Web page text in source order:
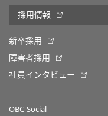
採用情報
新卒採用
障害者採用
社員インタビュー
OBC Social